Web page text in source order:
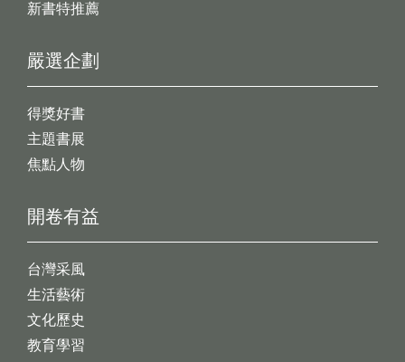
新書特推薦
開卷有益
台灣采風
生活藝術
文化歷史
教育學習
嚴選企劃
得獎好書
主題書展
焦點人物